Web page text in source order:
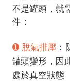
不是罐頭，就
件：
➊ 脫氣排壓
罐頭變形，因
處於真空狀態